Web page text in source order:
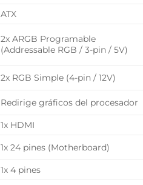
ATX
2x ARGB Programable
(Addressable RGB / 3-pin / 5V)
2x RGB Simple (4-pin / 12V)
Redirige gráficos del procesador
1x HDMI
1x 24 pines (Motherboard)
1x 4 pines